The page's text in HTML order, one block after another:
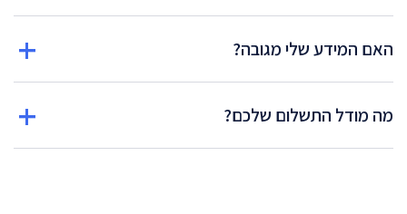
האם המידע שלי מגובה?
מה מודל התשלום שלכם?